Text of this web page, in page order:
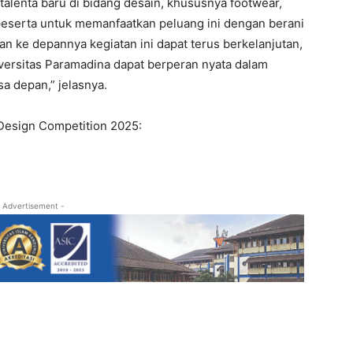
untuk memanfaatkan peluang ini dengan berani
ke depannya kegiatan ini dapat terus berkelanjutan,
Paramadina dapat berperan nyata dalam
depan,” jelasnya.
Competition 2025:
-